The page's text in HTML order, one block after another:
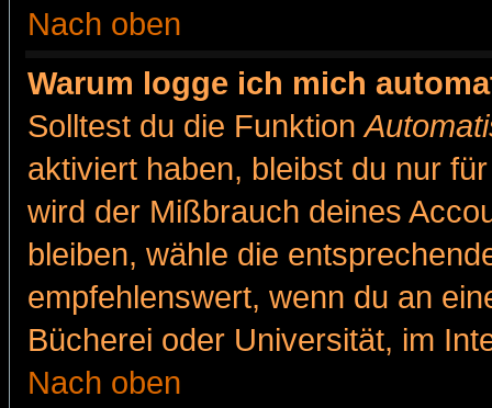
Nach oben
Warum logge ich mich
Solltest du die Funktion
aktiviert haben, bleibst du nur
wird der Mißbrauch deines
bleiben, wähle die
empfehlenswert, wenn du an
Bücherei oder Universität, im
Nach oben